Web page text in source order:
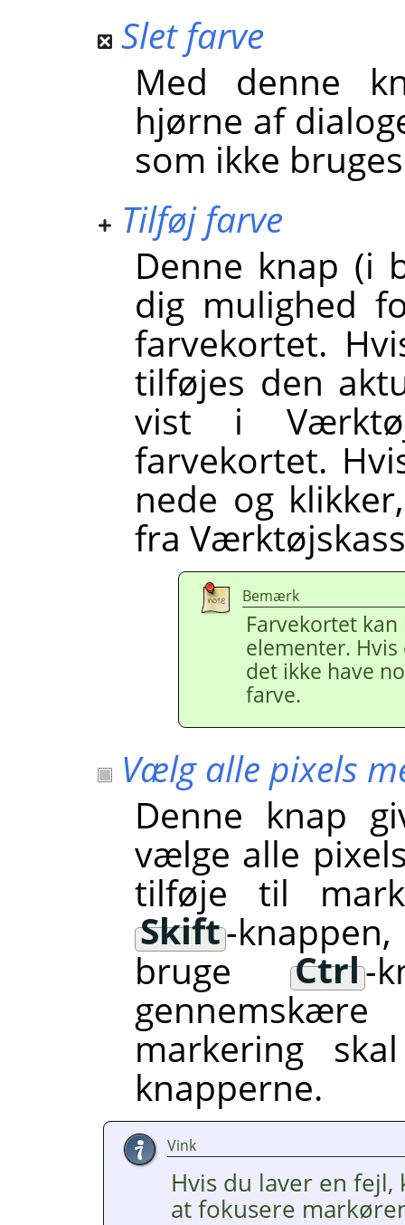
Slet farve
Med denne
hjørne af
som ikke
Tilføj farve
Denne knap (i
dig mulighed
farvekortet.
tilføjes den
vist i
farvekortet.
nede og
fra
Bemærk
Farvekortet
elementer.
det ikke have
farve.
Vælg alle pixels
Denne knap
vælge alle
tilføje til
Skift-
bruge
Ctrl-
markering
knapperne.
Vink
Hvis du laver en
at fokusere